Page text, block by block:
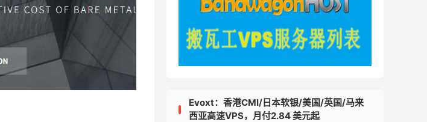
Evoxt：香港CMI/日本软银/美国/英国/马来
西亚高速VPS，月付2.84 美元起